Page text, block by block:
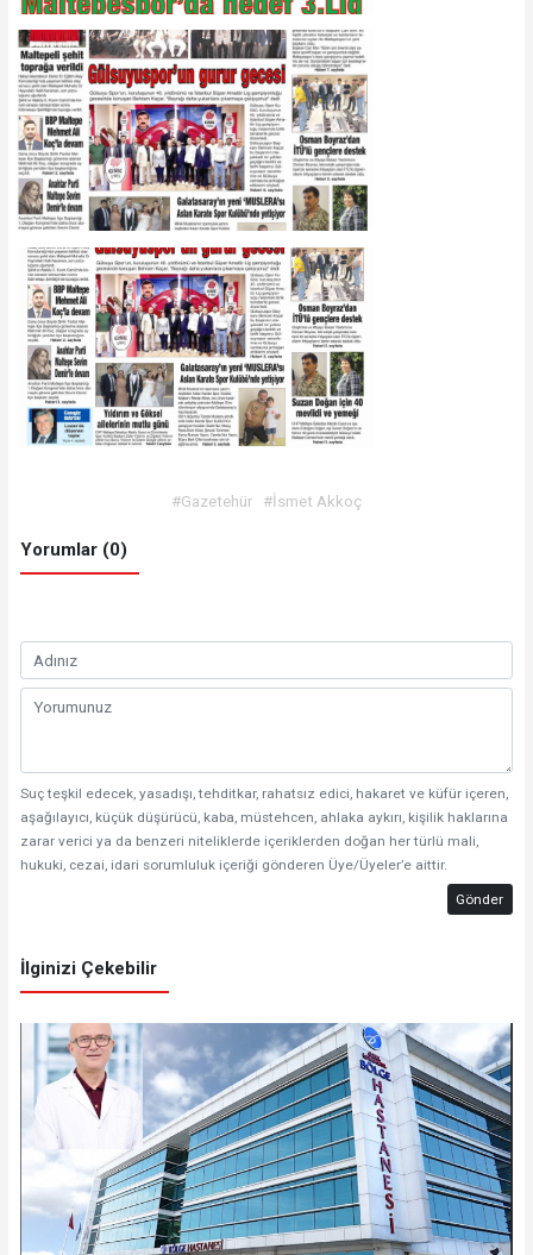
#Gazetehür #İsmet Akkoç
Yorumlar (0)
Suç teşkil edecek, yasadışı, tehditkar, rahatsız edici, hakaret ve küfür içeren,
aşağılayıcı, küçük düşürücü, kaba, müstehcen, ahlaka aykırı, kişilik haklarına
zarar verici ya da benzeri niteliklerde içeriklerden doğan her türlü mali,
hukuki, cezai, idari sorumluluk içeriği gönderen Üye/Üyeler’e aittir.
Gönder
İlginizi Çekebilir